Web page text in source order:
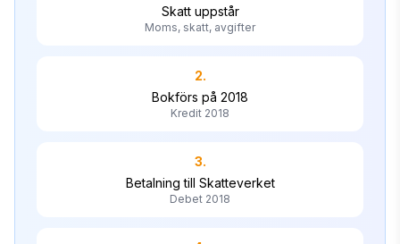
Skatt uppstår
Moms, skatt, avgifter
2.
Bokförs på 2018
Kredit 2018
3.
Betalning till Skatteverket
Debet 2018